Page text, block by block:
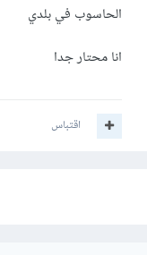
الحاسوب في بلدي
انا محتار جدا
اقتباس